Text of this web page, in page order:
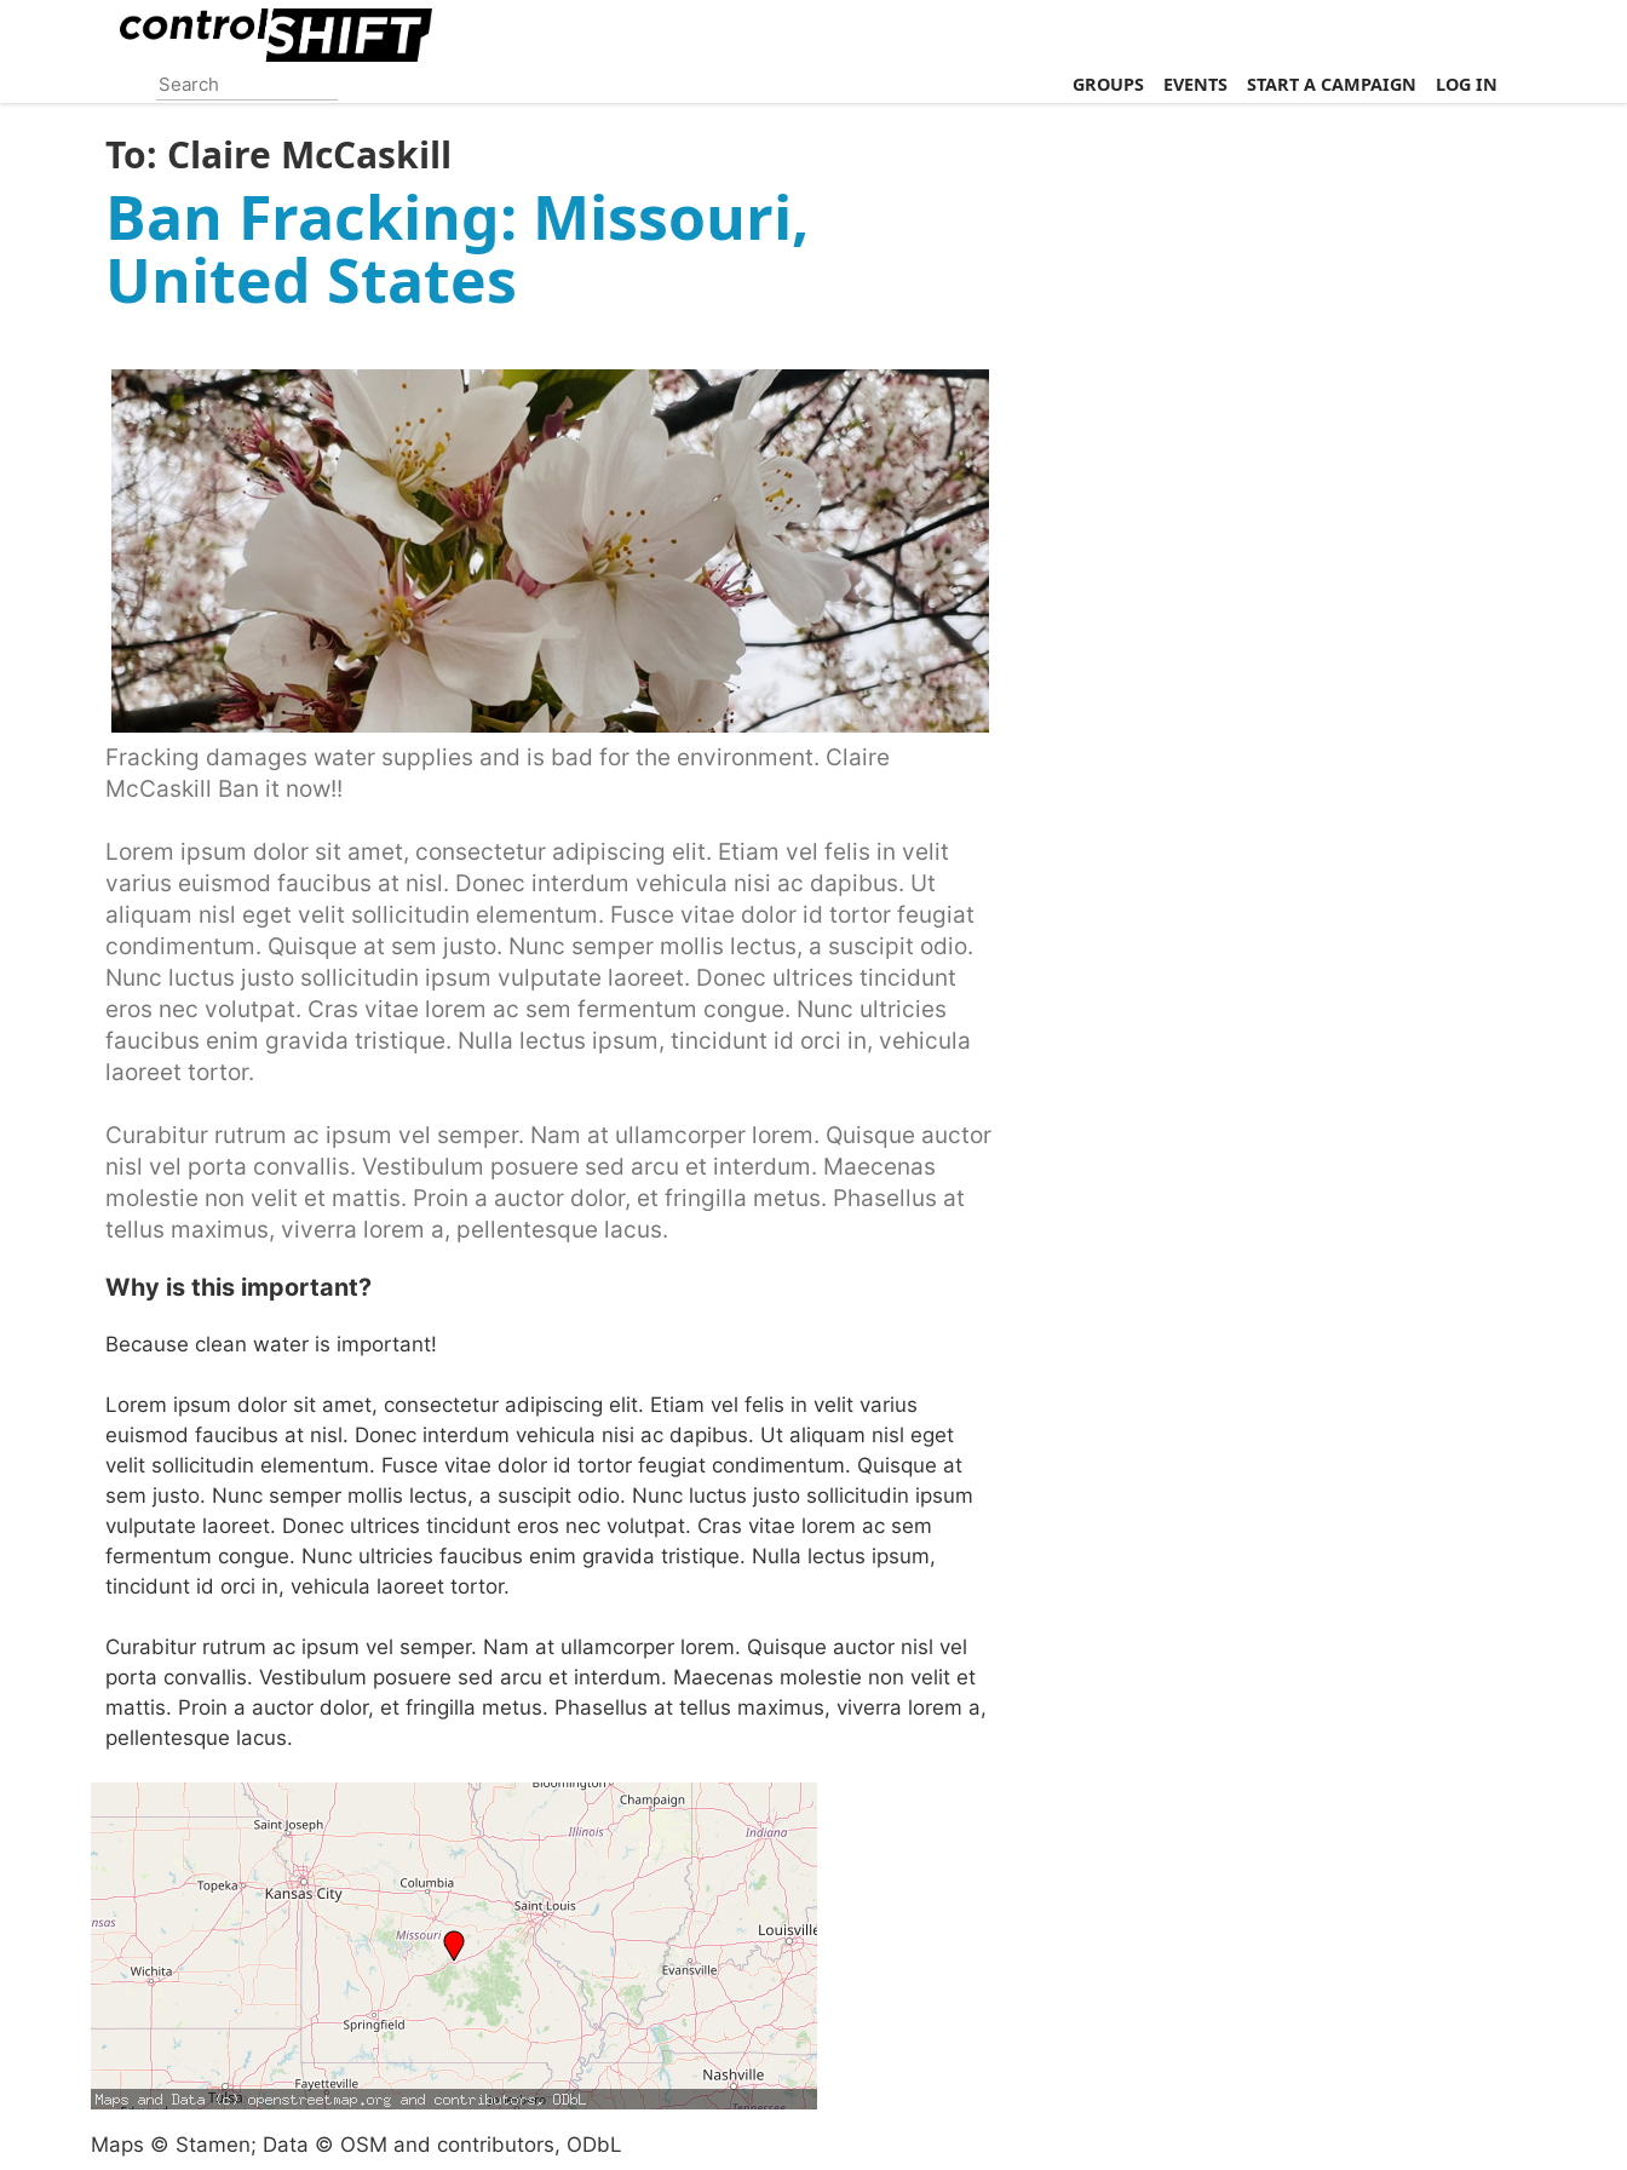
content
GROUPS EVENTS START A CAMPAIGN LOG IN
To: Claire McCaskill
Ban Fracking: Missouri,
United States
Fracking damages water supplies and is bad for the environment. Claire
McCaskill Ban it now!!
Lorem ipsum dolor sit amet, consectetur adipiscing elit. Etiam vel felis in velit
varius euismod faucibus at nisl. Donec interdum vehicula nisi ac dapibus. Ut
aliquam nisl eget velit sollicitudin elementum. Fusce vitae dolor id tortor feugiat
condimentum. Quisque at sem justo. Nunc semper mollis lectus, a suscipit odio.
Nunc luctus justo sollicitudin ipsum vulputate laoreet. Donec ultrices tincidunt
eros nec volutpat. Cras vitae lorem ac sem fermentum congue. Nunc ultricies
faucibus enim gravida tristique. Nulla lectus ipsum, tincidunt id orci in, vehicula
laoreet tortor.
Curabitur rutrum ac ipsum vel semper. Nam at ullamcorper lorem. Quisque auctor
nisl vel porta convallis. Vestibulum posuere sed arcu et interdum. Maecenas
molestie non velit et mattis. Proin a auctor dolor, et fringilla metus. Phasellus at
tellus maximus, viverra lorem a, pellentesque lacus.
Why is this important?
Because clean water is important!
Lorem ipsum dolor sit amet, consectetur adipiscing elit. Etiam vel felis in velit varius
euismod faucibus at nisl. Donec interdum vehicula nisi ac dapibus. Ut aliquam nisl eget
velit sollicitudin elementum. Fusce vitae dolor id tortor feugiat condimentum. Quisque at
sem justo. Nunc semper mollis lectus, a suscipit odio. Nunc luctus justo sollicitudin ipsum
vulputate laoreet. Donec ultrices tincidunt eros nec volutpat. Cras vitae lorem ac sem
fermentum congue. Nunc ultricies faucibus enim gravida tristique. Nulla lectus ipsum,
tincidunt id orci in, vehicula laoreet tortor.
Curabitur rutrum ac ipsum vel semper. Nam at ullamcorper lorem. Quisque auctor nisl vel
porta convallis. Vestibulum posuere sed arcu et interdum. Maecenas molestie non velit et
mattis. Proin a auctor dolor, et fringilla metus. Phasellus at tellus maximus, viverra lorem a,
pellentesque lacus.
Maps © Stamen; Data © OSM and contributors, ODbL